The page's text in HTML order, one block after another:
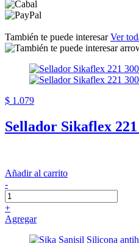
También te puede interesarVer
$ 1.079
Sellador Sikaflex 221
Añadir al carrito
-
+
Agregar